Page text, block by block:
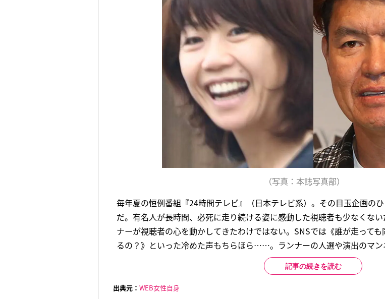
（写真：本誌写真部）
毎年夏の恒例番組『24時間テレビ』（日本テレビ系）。その目玉企画の
だ。有名人が長時間、必死に走り続ける姿に感動した視聴者も少なくな
ナーが視聴者の心を動かしてきたわけではない。SNSでは《誰が走って
るの？》といった冷めた声もちらほら……。ランナーの人選や演出のマン
記事の続きを読む
出典元： WEB女性自身